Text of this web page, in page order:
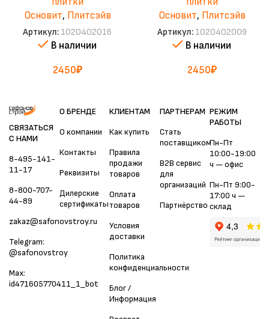
Основит, Плитсэйв
Артикул: 1020402016
В наличии
2450₽
Основит, Плитсэйв
Артикул: 1020402009
В наличии
2450₽
СВЯЗАТЬСЯ
С НАМИ
8-495-141-
11-17
8-800-707-
44-89
zakaz@safonovstroy.ru
Telegram:
@safonovstroy
Max:
id471605770411_1_bot
О БРЕНДЕ
О компании
Контакты
Реквизиты
Дилерские
сертификаты
КЛИЕНТАМ
Как купить
Правила
продажи
товаров
Оплата
товаров
Условия
доставки
Политика
конфиденциальности
Блог /
Информация
ПАРТНЕРАМ
Стать
поставщиком
B2B сервис
для
организаций
Партнёрство
РЕЖИМ
РАБОТЫ
Пн-Пт
10:00-19:00
ч — офис
Пн-Пт 9:00-
17:00 ч —
склад